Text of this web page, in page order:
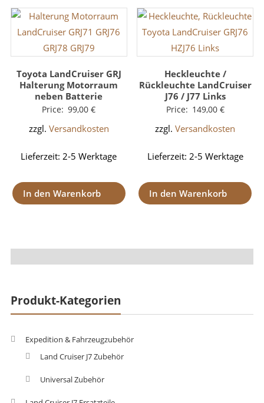
Toyota LandCruiser GRJ
Halterung Motorraum
neben Batterie
Price: 99,00€
zzgl. Versandkosten
Lieferzeit:2-5 Werktage
In den Warenkorb
Heckleuchte /
Rückleuchte LandCruiser
J76 / J77 Links
Price: 149,00 €
zzgl.Versandkosten
Lieferzeit: 2-5 Werktage
In den Warenkorb
Produkt-Kategorien
Expedition & Fahrzeugzubehör
Land Cruiser J7 Zubehör
Universal Zubehör